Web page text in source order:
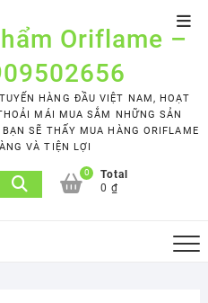
Oriflame –
HÀNG ĐẦU VIỆT NAM, HOẠT
MÁI MUA SẮM NHỮNG SẢN
SẼ THẤY MUA HÀNG ORIFLAME
VÀ TIỆN LỢI
Tìm
0
Total
0 ₫